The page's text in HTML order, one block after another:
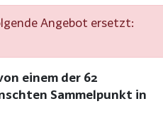
Angebot ersetzt:
einem der 62
Sammelpunkt in